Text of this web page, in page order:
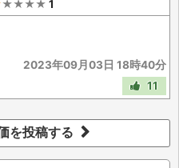
★★★★ 1
2023年09月03日 18時40分
11
を投稿する